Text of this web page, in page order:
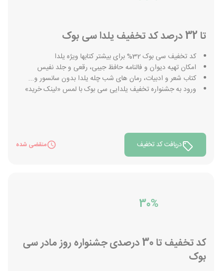
تا 32 درصد کد تخفیف یلدا سی بوک
کد تخفیف سی بوک 32% برای بیشتر کتابها ویژه یلدا
امکان تهیه دیوان و فالنامه حافظ جیبی، رقعی و جلد نفیس
کتاب شعر و ادبیات، رمان های شب چله یلدا بدون سانسور و...
ورود به جشنواره تخفیف یلدایی سی بوک با لمس «لینک خرید»
دریافت کد تخفیف منقضی شده
30%
کد تخفیف تا 30 درصدی جشنواره روز مادر سی
بوک